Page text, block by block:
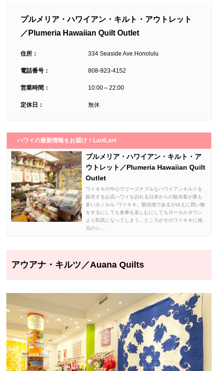
プルメリア・ハワイアン・キルト・アウトレット
／Plumeria Hawaiian Quilt Outlet
住所： 334 Seaside Ave.Honolulu
電話番号： 808-923-4152
営業時間： 10:00～22:00
定休日： 無休
ハワイの最新情報をお届け！LaniLani
プルメリア・ハワイアン・キルト・ア
ウトレット／Plumeria Hawaiian Quilt
Outlet
ワイキキの中心でリーズナブルなハワイアンキルトを
販売するお店ハワイを訪れる日本からの観光客が最も
多いホノルル･ワイキキ。観光地であるがゆえに買い物
をするにしても食事を楽しむにしてもローカルタウン
より割高になってしまう。ところがそのワイキキに地
元のシ...
アウアナ・キルツ／Auana Quilts